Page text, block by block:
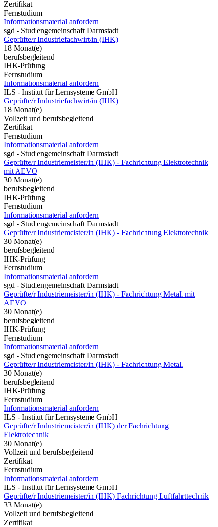
Zertifikat
Fernstudium
Informationsmaterial anfordern
sgd - Studiengemeinschaft Darmstadt
Geprüfte/r Industriefachwirt/in (IHK)
18 Monat(e)
berufsbegleitend
IHK-Prüfung
Fernstudium
Informationsmaterial anfordern
ILS - Institut für Lernsysteme GmbH
Geprüfte/r Industriefachwirt/in (IHK)
18 Monat(e)
Vollzeit und berufsbegleitend
Zertifikat
Fernstudium
Informationsmaterial anfordern
sgd - Studiengemeinschaft Darmstadt
Geprüfte/r Industriemeister/in (IHK) - Fachrichtung Elektrotechnik
mit AEVO
30 Monat(e)
berufsbegleitend
IHK-Prüfung
Fernstudium
Informationsmaterial anfordern
sgd - Studiengemeinschaft Darmstadt
Geprüfte/r Industriemeister/in (IHK) - Fachrichtung Elektrotechnik
30 Monat(e)
berufsbegleitend
IHK-Prüfung
Fernstudium
Informationsmaterial anfordern
sgd - Studiengemeinschaft Darmstadt
Geprüfte/r Industriemeister/in (IHK) - Fachrichtung Metall mit
AEVO
30 Monat(e)
berufsbegleitend
IHK-Prüfung
Fernstudium
Informationsmaterial anfordern
sgd - Studiengemeinschaft Darmstadt
Geprüfte/r Industriemeister/in (IHK) - Fachrichtung Metall
30 Monat(e)
berufsbegleitend
IHK-Prüfung
Fernstudium
Informationsmaterial anfordern
ILS - Institut für Lernsysteme GmbH
Geprüfte/r Industriemeister/in (IHK) der Fachrichtung
Elektrotechnik
30 Monat(e)
Vollzeit und berufsbegleitend
Zertifikat
Fernstudium
Informationsmaterial anfordern
ILS - Institut für Lernsysteme GmbH
Geprüfte/r Industriemeister/in (IHK) Fachrichtung Luftfahrttechnik
33 Monat(e)
Vollzeit und berufsbegleitend
Zertifikat